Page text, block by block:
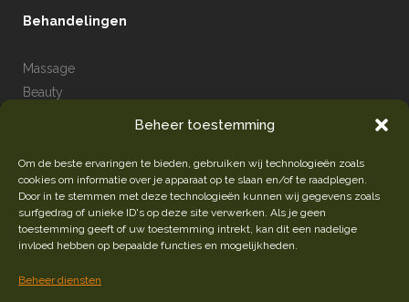
Beheer toestemming
Om de beste ervaringen te bieden, gebruiken wij technologieën zoals
cookies om informatie over je apparaat op te slaan en/of te raadplegen.
Door in te stemmen met deze technologieën kunnen wij gegevens zoals
surfgedrag of unieke ID's op deze site verwerken. Als je geen
toestemming geeft of uw toestemming intrekt, kan dit een nadelige
invloed hebben op bepaalde functies en mogelijkheden.
Beheer diensten
Behandelingen
Massage
Beauty